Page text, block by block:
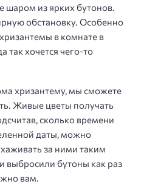
шаром из ярких бутонов.
обстановку. Особенно
в комнате в
так хочется чего-то
хризантему, мы сможете
Живые цветы получать
сколько времени
даты, можно
за ними таким
выбросили бутоны как раз
вам.